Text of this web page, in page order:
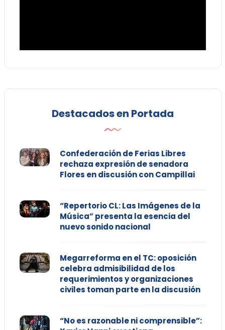
Destacados en Portada
Confederación de Ferias Libres
rechaza expresión de senadora
Flores en discusión con Campillai
“Repertorio CL: Las Imágenes de la
Música” presenta la esencia del
nuevo sonido nacional
Megarreforma en el TC: oposición
celebra admisibilidad de los
requerimientos y organizaciones
civiles toman parte en la discusión
“No es razonable ni comprensible”: